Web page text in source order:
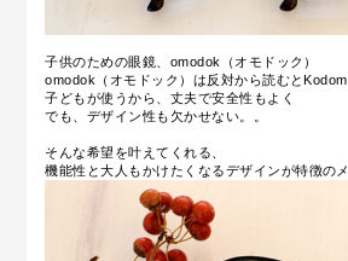
子供のための眼鏡、omodok（オモドック）
omodok（オモドック）は反対から読むと
子どもが使うから、丈夫で安全性もよく
でも、デザイン性も欠かせない。。
そんな希望を叶えてくれる、
機能性と大人もかけたくなるデザインが特徴のメ